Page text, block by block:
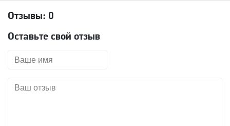
Отзывы: 0
Оставьте свой отзыв